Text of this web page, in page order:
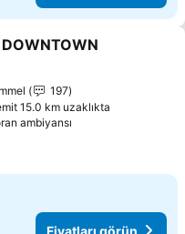
ekle
197
15.0 km uzaklıkta
ambiyansı
Fiyatları görün